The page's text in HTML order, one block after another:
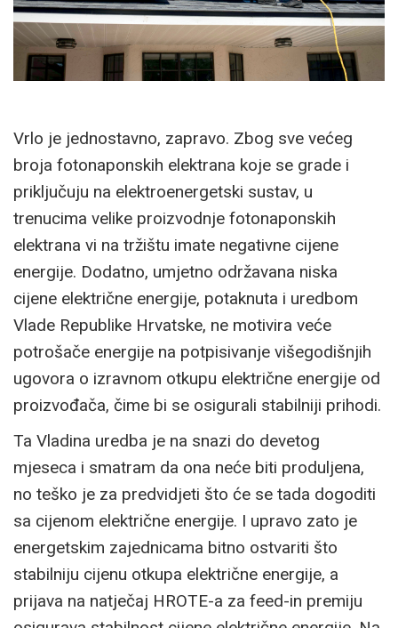
Vrlo je jednostavno, zapravo. Zbog sve većeg
broja fotonaponskih elektrana koje se grade i
priključuju na elektroenergetski sustav, u
trenucima velike proizvodnje fotonaponskih
elektrana vi na tržištu imate negativne cijene
energije. Dodatno, umjetno održavana niska
cijene električne energije, potaknuta i uredbom
Vlade Republike Hrvatske, ne motivira veće
potrošače energije na potpisivanje višegodišnjih
ugovora o izravnom otkupu električne energije od
proizvođača, čime bi se osigurali stabilniji prihodi.
Ta Vladina uredba je na snazi do devetog
mjeseca i smatram da ona neće biti produljena,
no teško je za predvidjeti što će se tada dogoditi
sa cijenom električne energije. I upravo zato je
energetskim zajednicama bitno ostvariti što
stabilniju cijenu otkupa električne energije, a
prijava na natječaj HROTE-a za feed-in premiju